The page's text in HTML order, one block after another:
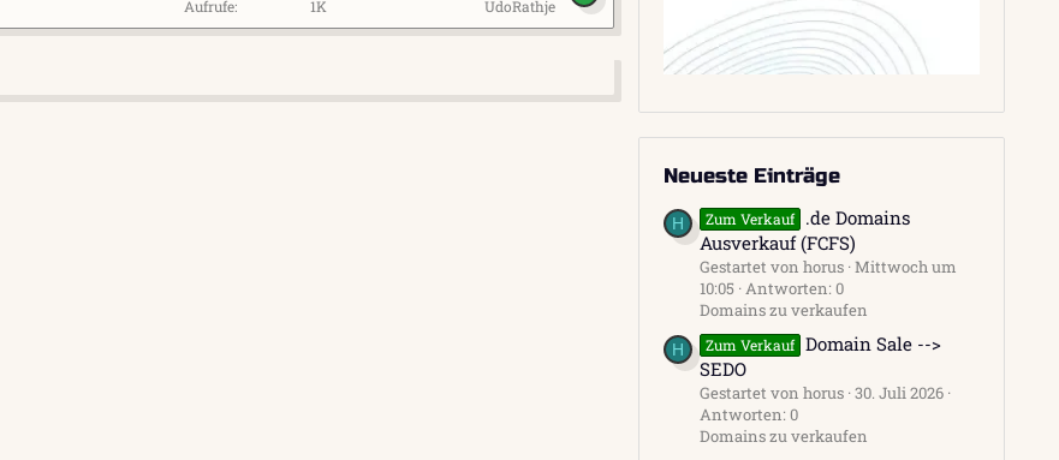
Aufrufe 1K UdoRathje
Neueste Einträge
H Zum Verkauf
.de Domains
Ausverkauf (FCFS)
Gestartet von horus Mittwoch um
10:05 Antworten: 0
Domains zu verkaufen
H Zum Verkauf Domain Sale -->
SEDO
Gestartet von horus 30. Juli 2026
Antworten: 0
Domains zu verkaufen